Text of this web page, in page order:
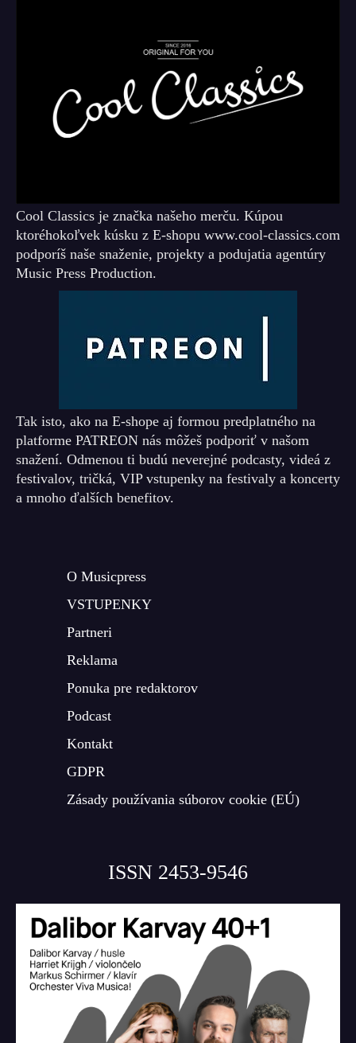
Cool Classics je značka našeho merču. Kúpou
ktoréhokoľvek kúsku z E-shopu www.cool-classics.com
podporíš naše snaženie, projekty a podujatia agentúry
Music Press Production.
Tak isto, ako na E-shope aj formou predplatného na
platforme PATREON nás môžeš podporiť v našom
snažení. Odmenou ti budú neverejné podcasty, videá z
festivalov, tričká, VIP vstupenky na festivaly a koncerty
a mnoho ďalších benefitov.
O Musicpress
VSTUPENKY
Partneri
Reklama
Ponuka pre redaktorov
Podcast
Kontakt
GDPR
Zásady používania súborov cookie (EÚ)
ISSN 2453-9546